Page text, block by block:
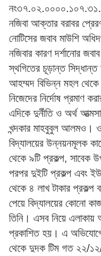
নজিবা আক্তার বরাবর
নোটিসের জবাব মাউশি
নজিবার কারণ দর্শানোর
স্থগিতের চূড়ান্ত
আহম্মদ বিভিন্ন মহল
নিজেদের নির্দোষ প্রমাণ
এদিকে দুর্নীতি ও অর্থ
খন্দকার মাহবুবুল আলমও।
বিদ্যালয়ের উন্নয়নমূলক
থেকে ৯টি প্রকল্প, সাবেক
পরপর দুইটি প্রকল্প এবং
থেকে ৪ লাখ টাকার প্রকল্প
পেয়ে বিদ্যালয়ের কোনো
তিনি। এসব নিয়ে এলাকায়
প্রকাশিত হয়। এ
থেকে দুদক টিম গত ২২/১২/